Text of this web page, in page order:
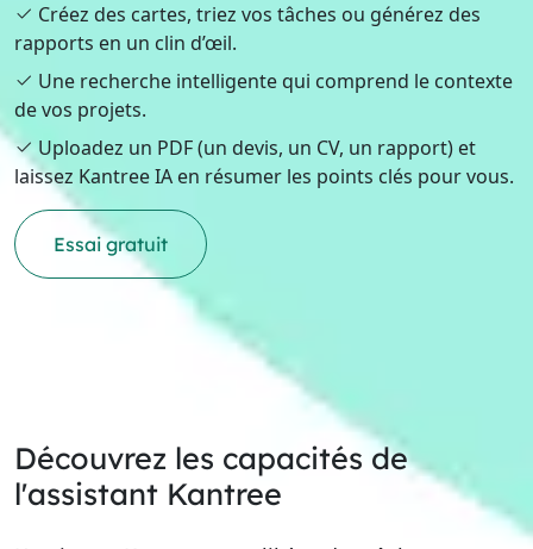
Créez des cartes, triez vos tâches ou générez des
rapports en un clin d’œil.
Une recherche intelligente qui comprend le contexte
de vos projets.
Uploadez un PDF (un devis, un CV, un rapport) et
laissez Kantree IA en résumer les points clés pour vous.
Essai gratuit
Découvrez les capacités de
l'assistant Kantree